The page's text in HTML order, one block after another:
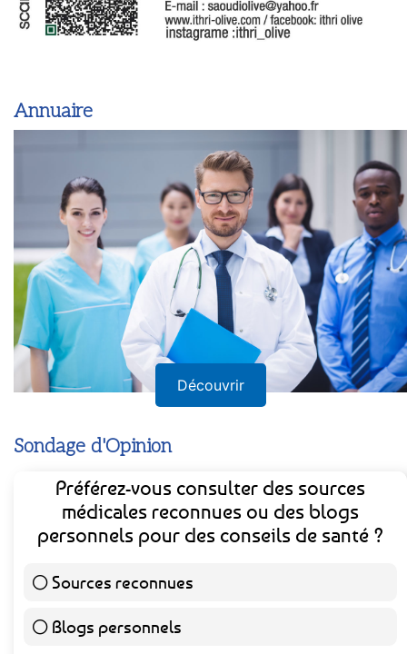
Annuaire
Découvrir
Sondage d'Opinion
Préférez-vous consulter des sources
médicales reconnues ou des blogs
personnels pour des conseils de santé ?
Sources reconnues
Blogs personnels